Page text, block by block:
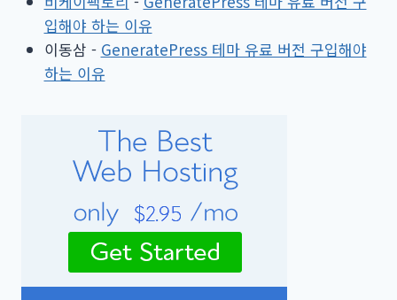
입해야 하는 이유
이동삼 - GeneratePress 테마 유료 버전 구입해야
하는 이유